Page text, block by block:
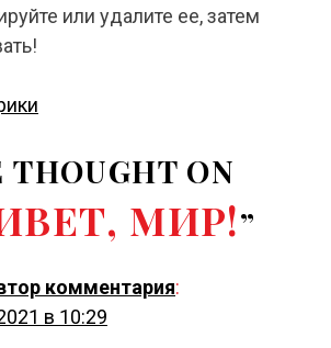
или удалите ее, затем
THOUGHT ON
МИР!”
комментария:
в 10:29